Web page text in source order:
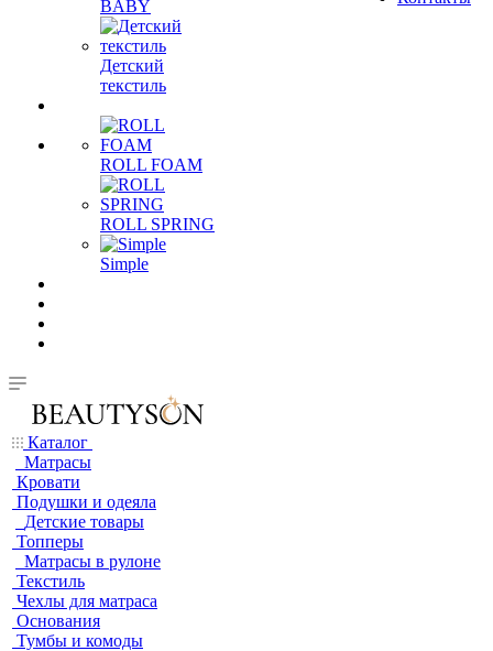
BABY
Детский
текстиль
ROLL FOAM
ROLL SPRING
Simple
Каталог
Матрасы
Кровати
Подушки и одеяла
Детские товары
Топперы
Матрасы в рулоне
Текстиль
Чехлы для матраса
Основания
Тумбы и комоды